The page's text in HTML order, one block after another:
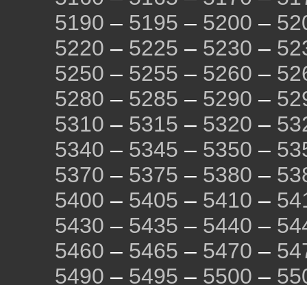
5190 – 5195 – 5200 –
5220 – 5225 – 5230 –
5250 – 5255 – 5260 –
5280 – 5285 – 5290 –
5310 – 5315 – 5320 –
5340 – 5345 – 5350 –
5370 – 5375 – 5380 –
5400 – 5405 – 5410 –
5430 – 5435 – 5440 –
5460 – 5465 – 5470 –
5490 – 5495 – 5500 –